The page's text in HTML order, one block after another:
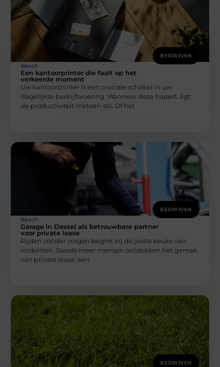
BEDRIJVEN
Beech
Een kantoorprinter die faalt op het
verkeerde moment
Uw kantoorprinter is een cruciale schakel in uw
dagelijkse bedrijfsvoering. Wanneer deze hapert, ligt
de productiviteit meteen stil. Of het
BEDRIJVEN
Beech
Garage in Dessel als betrouwbare partner
voor private lease
Rijden zonder zorgen begint bij de juiste keuze van
mobiliteit. Steeds meer mensen ontdekken het gemak
van private lease: een
BEDRIJVEN